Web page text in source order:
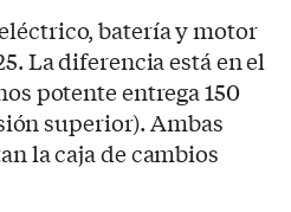
batería y motor
La diferencia está en el
potente entrega 150
superior). Ambas
la caja de cambios